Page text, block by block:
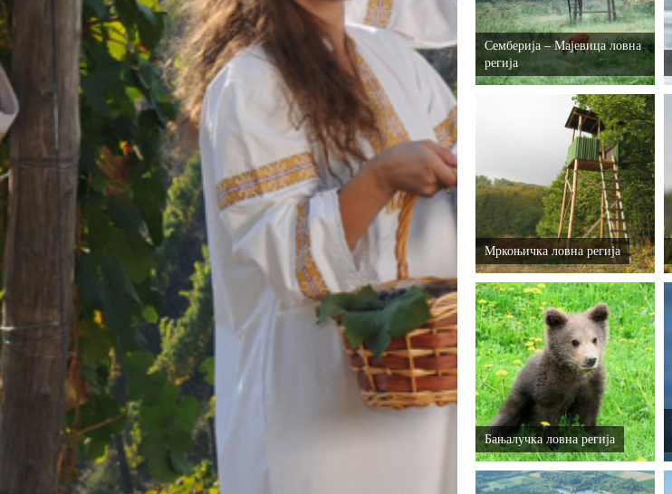
Семберија – Мајевица ловна
регија
Мркоњичка ловна регија
Бањалучка ловна регија